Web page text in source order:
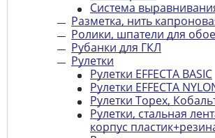
Система
Разметка, нить
Ролики, шпатели для
Рубанки для ГКЛ
Рулетки
Рулетки EFFECTA BASIC
Рулетки EFFECTA
Рулетки Topex,
Рулетки, стальная
корпус